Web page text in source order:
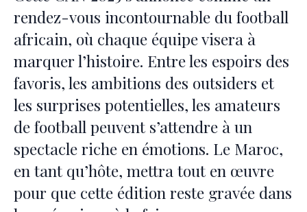
rendez-vous incontournable du football
africain, où chaque équipe visera à
marquer l’histoire. Entre les espoirs des
favoris, les ambitions des outsiders et
les surprises potentielles, les amateurs
de football peuvent s’attendre à un
spectacle riche en émotions. Le Maroc,
en tant qu’hôte, mettra tout en œuvre
pour que cette édition reste gravée dans